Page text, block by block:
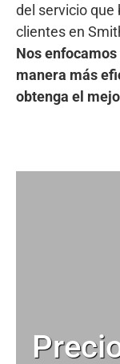
del servicio
clientes en
Nos
manera más
obtenga el